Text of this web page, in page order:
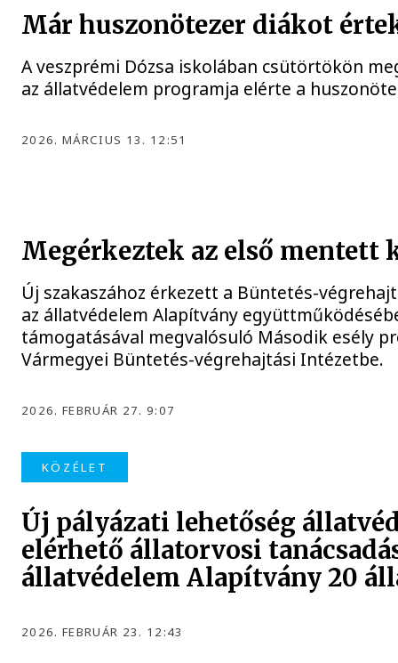
Már huszonötezer diákot
A veszprémi Dózsa iskolában csütörtökön
az állatvédelem programja elérte a
2026. MÁRCIUS 13. 12:51
Megérkeztek az első mentett
Új szakaszához érkezett a Büntetés-
az állatvédelem Alapítvány
támogatásával megvalósuló Második esély
Vármegyei Büntetés-végrehajtási Intézetbe.
2026. FEBRUÁR 27. 9:07
KÖZÉLET
Új pályázati lehetőség
elérhető állatorvosi
állatvédelem Alapítvány 20
2026. FEBRUÁR 23. 12:43